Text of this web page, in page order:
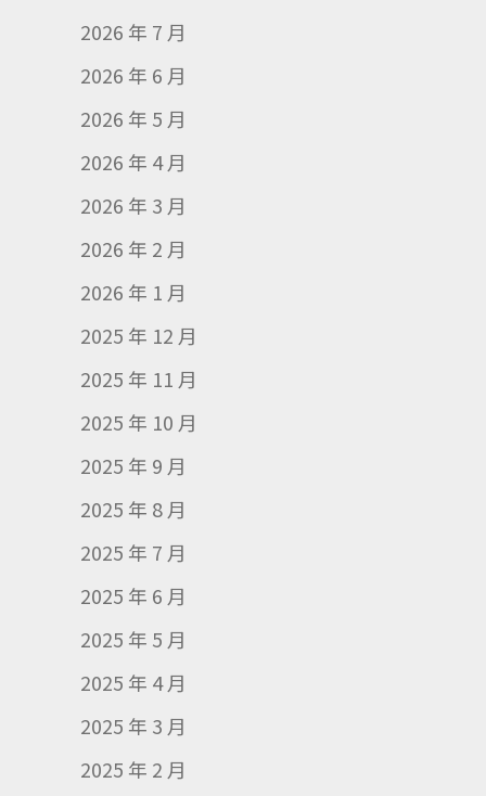
2026 年 7 月
2026 年 6 月
2026 年 5 月
2026 年 4 月
2026 年 3 月
2026 年 2 月
2026 年 1 月
2025 年 12 月
2025 年 11 月
2025 年 10 月
2025 年 9 月
2025 年 8 月
2025 年 7 月
2025 年 6 月
2025 年 5 月
2025 年 4 月
2025 年 3 月
2025 年 2 月